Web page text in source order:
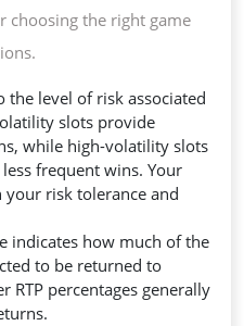
choosing the right game
the level of risk associated
slots provide
while high-volatility slots
frequent wins. Your
risk tolerance and
indicates how much of the
to be returned to
RTP percentages generally